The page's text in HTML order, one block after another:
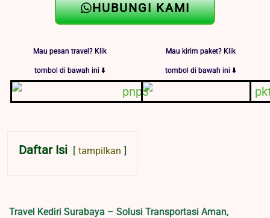
HUBUNGI KAMI
Mau pesan travel? Klik
tombol di bawah ini ⬇️
Mau kirim paket? Klik
tombol di bawah ini ⬇️
Daftar Isi tampilkan
Travel Kediri Surabaya – Solusi Transportasi Aman,